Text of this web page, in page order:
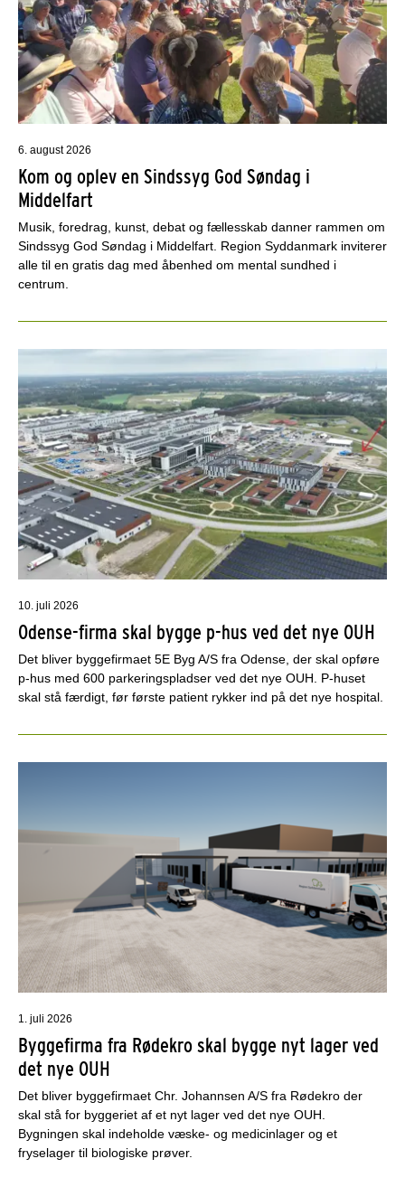
6. august 2026
Kom og oplev en Sindssyg God Søndag i
Middelfart
Musik, foredrag, kunst, debat og fællesskab danner rammen om
Sindssyg God Søndag i Middelfart. Region Syddanmark inviterer
alle til en gratis dag med åbenhed om mental sundhed i
centrum.
10. juli 2026
Odense-firma skal bygge p-hus ved det nye OUH
Det bliver byggefirmaet 5E Byg A/S fra Odense, der skal opføre
p-hus med 600 parkeringspladser ved det nye OUH. P-huset
skal stå færdigt, før første patient rykker ind på det nye hospital.
1. juli 2026
Byggefirma fra Rødekro skal bygge nyt lager ved
det nye OUH
Det bliver byggefirmaet Chr. Johannsen A/S fra Rødekro der
skal stå for byggeriet af et nyt lager ved det nye OUH.
Bygningen skal indeholde væske- og medicinlager og et
fryselager til biologiske prøver.